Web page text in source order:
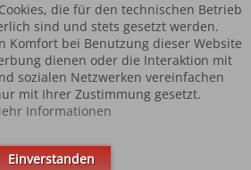
die für den technischen Betrieb
sind und stets gesetzt werden.
Komfort bei Benutzung dieser Website
dienen oder die Interaktion mit
sozialen Netzwerken vereinfachen
mit Ihrer Zustimmung gesetzt.
Informationen
Einverstanden